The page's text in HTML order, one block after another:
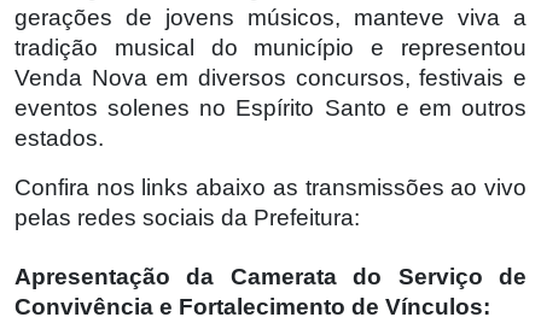
gerações de jovens músicos, manteve viva a
tradição musical do município e representou
Venda Nova em diversos concursos, festivais e
eventos solenes no Espírito Santo e em outros
estados.
Confira nos links abaixo as transmissões ao vivo
pelas redes sociais da Prefeitura:
Apresentação da Camerata do Serviço de
Convivência e Fortalecimento de Vínculos: